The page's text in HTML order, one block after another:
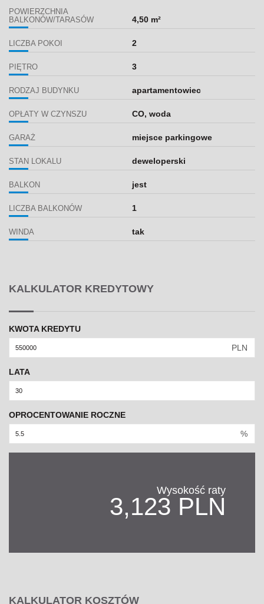
POWIERZCHNIA
BALKONÓW/TARASÓW
4,50 m²
LICZBA POKOI 2
PIĘTRO 3
RODZAJ BUDYNKU apartamentowiec
OPŁATY W CZYNSZU CO, woda
GARAŻ miejsce parkingowe
STAN LOKALU deweloperski
BALKON jest
LICZBA BALKONÓW 1
WINDA tak
KALKULATOR KREDYTOWY
KWOTA KREDYTU
PLN
LATA
OPROCENTOWANIE ROCZNE
%
Wysokość raty
3,123 PLN
KALKULATOR KOSZTÓW